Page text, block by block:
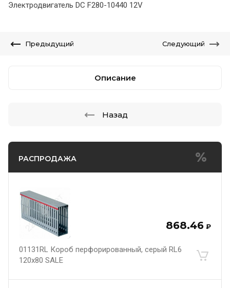
РАСПРОДАЖА
868.46 ₽
01131RL Короб перфорированный, серый RL6
120x80 SALE
Электродвигатель DC F280-10440 12V
Предыдущий Следующий
Описание
Назад